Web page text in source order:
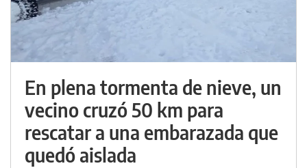
En plena tormenta de nieve, un
vecino cruzó 50 km para
rescatar a una embarazada que
quedó aislada